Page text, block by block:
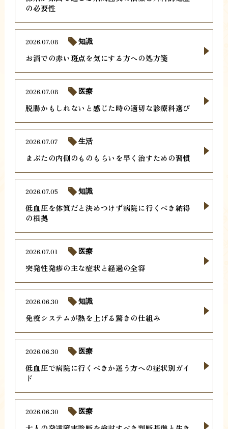
の必要性
お酒での赤い斑点を気にする方への処方箋
2026.07.08 知識
脱腸かもしれないと感じた時の適切な診療科選び
2026.07.08 医療
まぶたの内側のものもらいを早く治すための習慣
2026.07.07 生活
低血圧を体質だと決めつけず病院に行くべき納得
の根拠
2026.07.05 知識
突発性発疹の主な症状と経過の全容
2026.07.01 医療
免疫システムが熱を上げる驚きの仕組み
2026.06.30 知識
低血圧で病院に行くべきか迷う方への症状別ガイ
ド
2026.06.30 医療
2026.06.30 医療